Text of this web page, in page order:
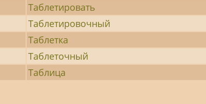
Таблетировать
Таблетировочный
Таблетка
Таблеточный
Таблица